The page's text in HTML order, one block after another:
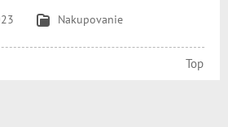
Nakupovanie
Top